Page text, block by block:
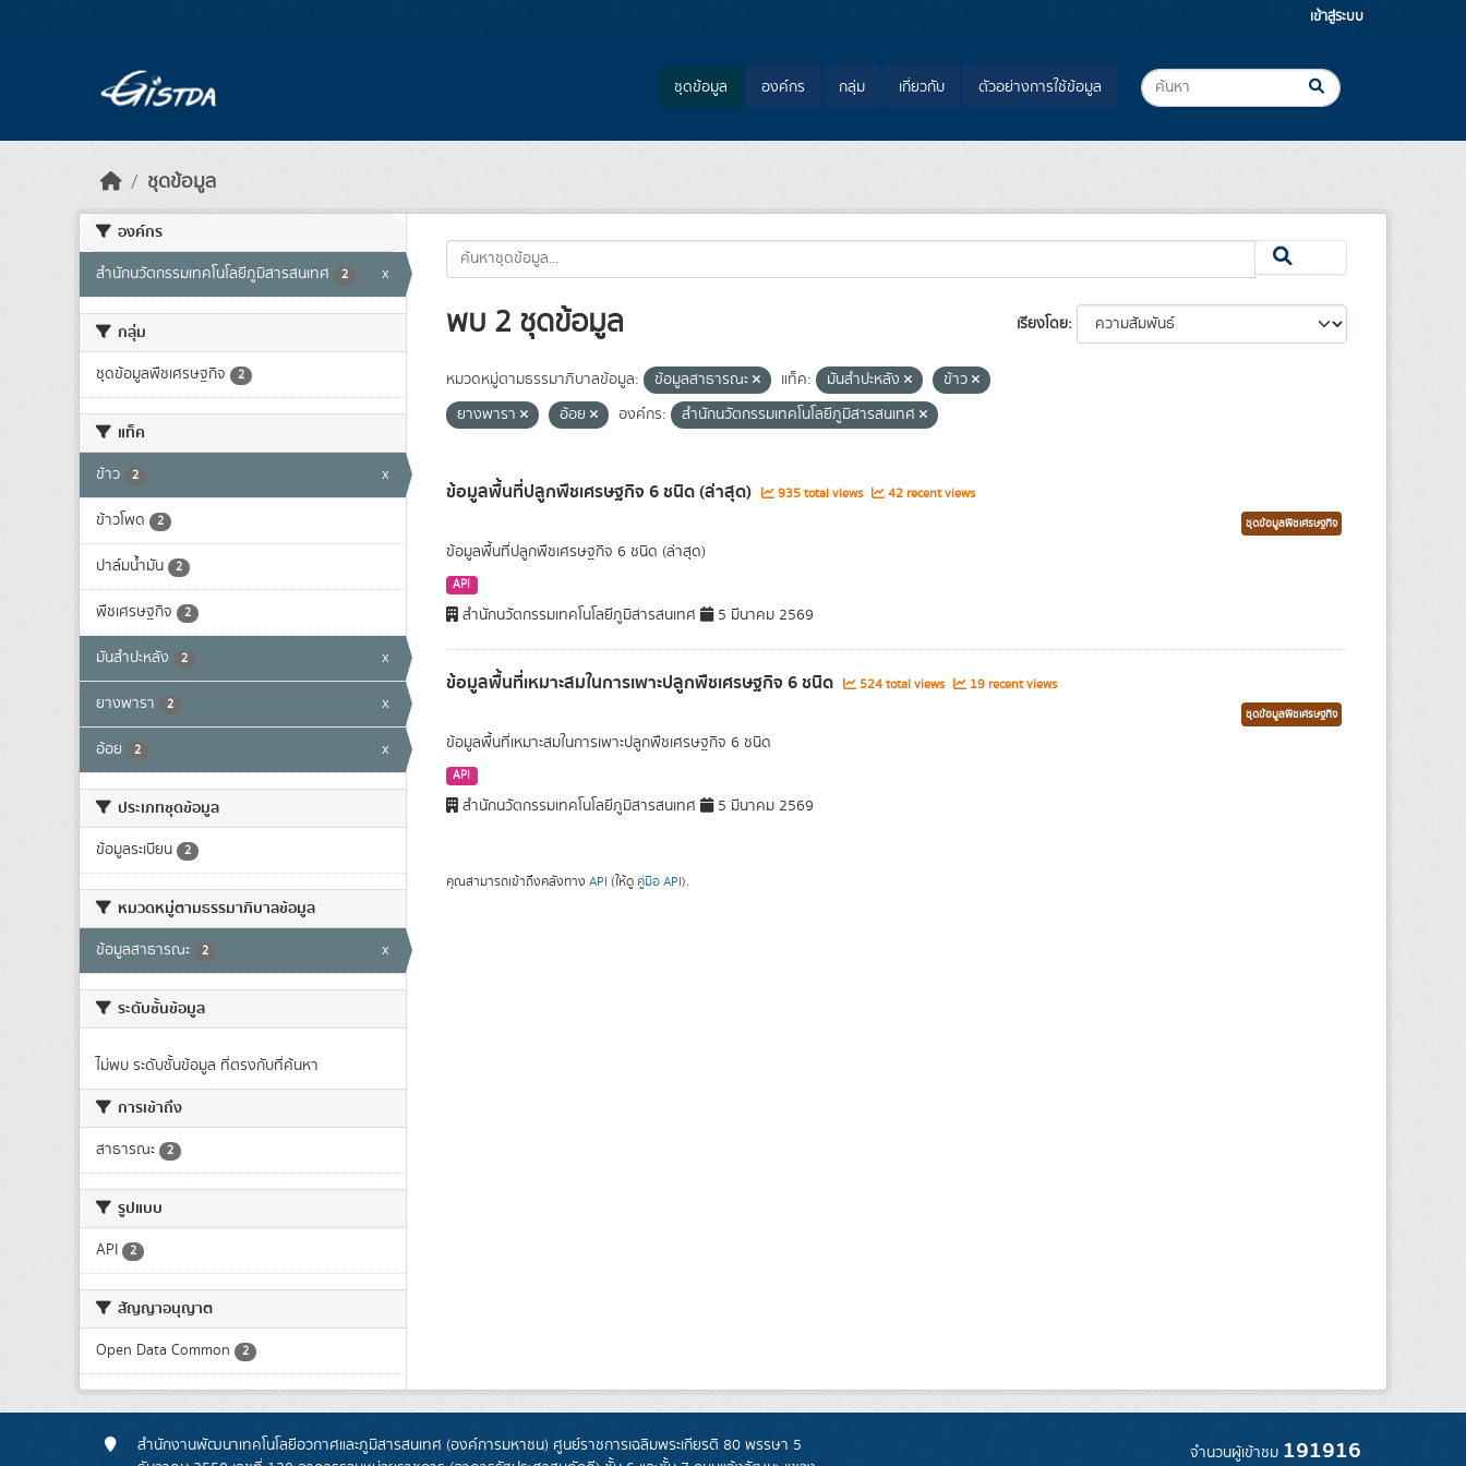
เข้าสู่ระบบ
ชุดข้อมูล องค์กร กลุ่ม เกี่ยวกับ ตัวอย่างการใช้ข้อมูล
ชุดข้อมูล
องค์กร
สำนักนวัตกรรมเทคโนโลยีภูมิสารสนเทศ 2 x
กลุ่ม
ชุดข้อมูลพืชเศรษฐกิจ 2
แท็ค
ข้าว 2 x
ข้าวโพด 2
ปาล์มน้ำมัน 2
พืชเศรษฐกิจ 2
มันสำปะหลัง 2 x
ยางพารา 2 x
อ้อย 2 x
ประเภทชุดข้อมูล
ข้อมูลระเบียน 2
หมวดหมู่ตามธรรมาภิบาลข้อมูล
ข้อมูลสาธารณะ 2 x
ระดับชั้นข้อมูล
ไม่พบ ระดับชั้นข้อมูล ที่ตรงกับที่ค้นหา
การเข้าถึง
สาธารณะ 2
รูปแบบ
API 2
สัญญาอนุญาต
Open Data Common 2
เรียงโดย
พบ 2 ชุดข้อมูล
หมวดหมู่ตามธรรมาภิบาลข้อมูล: ข้อมูลสาธารณะ แท็ค: มันสำปะหลัง
ข้าว
ยางพารา
อ้อย องค์กร: สำนักนวัตกรรมเทคโนโลยีภูมิสารสนเทศ
ข้อมูลพื้นที่ปลูกพืชเศรษฐกิจ 6 ชนิด (ล่าสุด) 935 total views 42 recent views
ชุดข้อมูลพืชเศรษฐกิจ
ข้อมูลพื้นที่ปลูกพืชเศรษฐกิจ 6 ชนิด (ล่าสุด)
API
สำนักนวัตกรรมเทคโนโลยีภูมิสารสนเทศ 5 มีนาคม 2569
ข้อมูลพื้นที่เหมาะสมในการเพาะปลูกพืชเศรษฐกิจ 6 ชนิด 524 total views 19 recent views
ชุดข้อมูลพืชเศรษฐกิจ
ข้อมูลพื้นที่เหมาะสมในการเพาะปลูกพืชเศรษฐกิจ 6 ชนิด
API
สำนักนวัตกรรมเทคโนโลยีภูมิสารสนเทศ 5 มีนาคม 2569
คุณสามารถเข้าถึงคลังทาง API (ให้ดู คู่มือ API).
สำนักงานพัฒนาเทคโนโลยีอวกาศและภูมิสารสนเทศ (องค์การมหาชน) ศูนย์ราชการเฉลิมพระเกียรติ 80 พรรษา 5
จำนวนผู้เข้าชม 191916